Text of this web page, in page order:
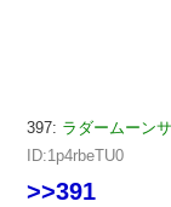
397: ラダームーン
ID:1p4rbeTU0
>>391